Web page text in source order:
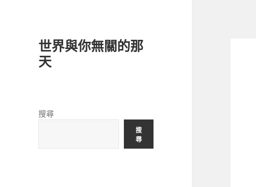
世界與你無關的那
天
搜尋
搜
尋